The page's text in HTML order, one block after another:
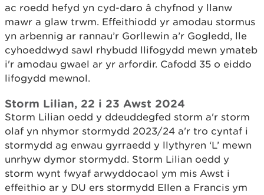
ac roedd hefyd yn cyd-daro â chyfnod y llanw
mawr a glaw trwm. Effeithiodd yr amodau stormus
yn arbennig ar rannau’r Gorllewin a’r Gogledd, lle
cyhoeddwyd sawl rhybudd llifogydd mewn ymateb
i'r amodau gwael ar yr arfordir. Cafodd 35 o eiddo
lifogydd mewnol.
Storm Lilian, 22 i 23 Awst 2024
Storm Lilian oedd y ddeuddegfed storm a'r storm
olaf yn nhymor stormydd 2023/24 a'r tro cyntaf i
stormydd ag enwau gyrraedd y llythyren ‘L’ mewn
unrhyw dymor stormydd. Storm Lilian oedd y
storm wynt fwyaf arwyddocaol ym mis Awst i
effeithio ar y DU ers stormydd Ellen a Francis ym